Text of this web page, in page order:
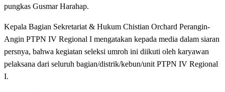
pungkas Gusmar Harahap.
Kepala Bagian Sekretariat & Hukum Chistian Orchard Perangin-
Angin PTPN IV Regional I mengatakan kepada media dalam siaran
persnya, bahwa kegiatan seleksi umroh ini diikuti oleh karyawan
pelaksana dari seluruh bagian/distrik/kebun/unit PTPN IV Regional
I.